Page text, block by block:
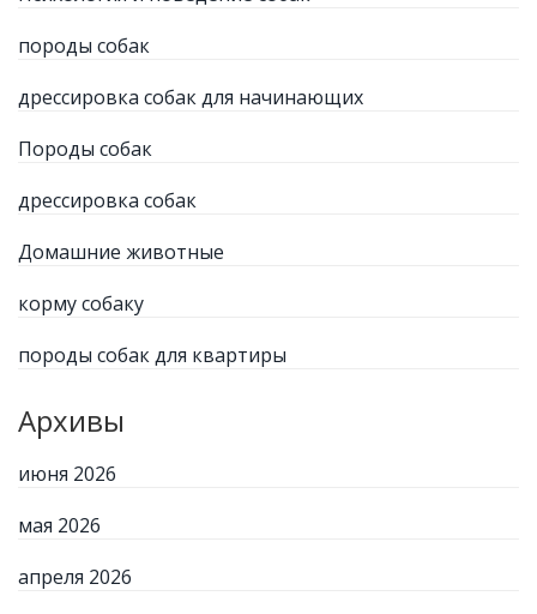
породы собак
дрессировка собак для начинающих
Породы собак
дрессировка собак
Домашние животные
корму собаку
породы собак для квартиры
Архивы
июня 2026
мая 2026
апреля 2026